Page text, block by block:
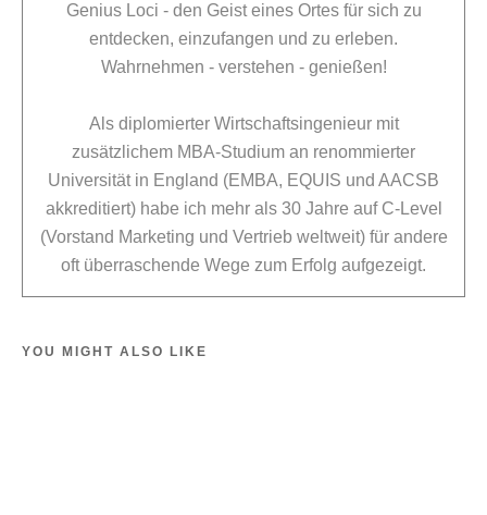
Genius Loci - den Geist eines Ortes für sich zu
entdecken, einzufangen und zu erleben.
Wahrnehmen - verstehen - genießen!
Als diplomierter Wirtschaftsingenieur mit
zusätzlichem MBA-Studium an renommierter
Universität in England (EMBA, EQUIS und AACSB
akkreditiert) habe ich mehr als 30 Jahre auf C-Level
(Vorstand Marketing und Vertrieb weltweit) für andere
oft überraschende Wege zum Erfolg aufgezeigt.
YOU MIGHT ALSO LIKE